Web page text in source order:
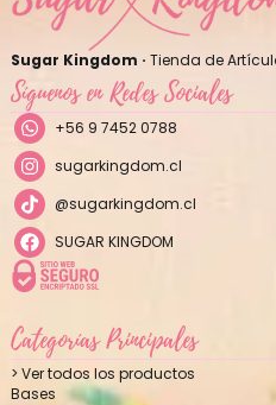
Sugar Kingdom · Tienda de
Síguenos en Redes Sociales
+56 9 7452 0788
sugarkingdom.cl
@sugarkingdom.cl
SUGAR KINGDOM
Categorías Principales
> Ver todos los productos
Bases